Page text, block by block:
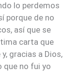
lo perdemos
porque de no
así que se
carta que
gracias a Dios,
que no fui yo